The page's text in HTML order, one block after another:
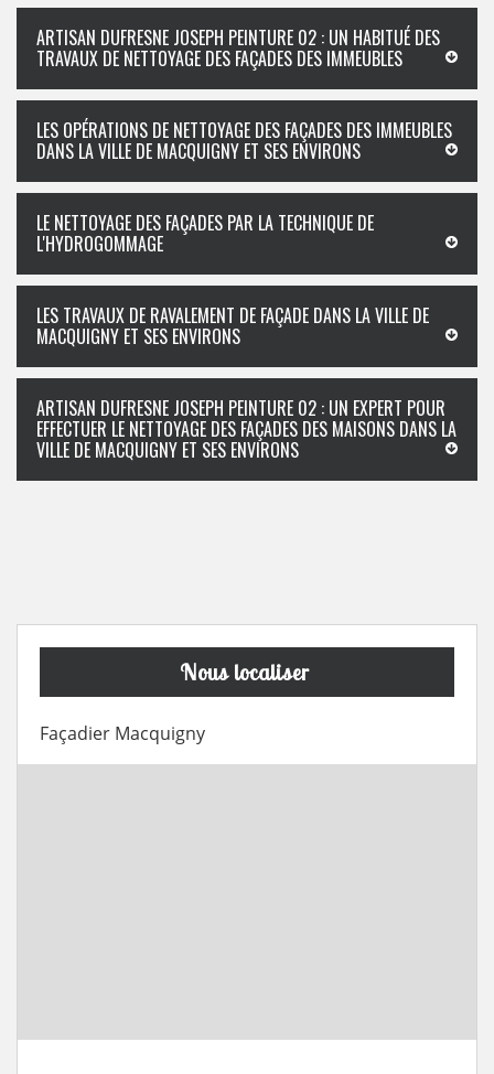
ARTISAN DUFRESNE JOSEPH PEINTURE 02 : UN HABITUÉ DES
TRAVAUX DE NETTOYAGE DES FAÇADES DES IMMEUBLES
LES OPÉRATIONS DE NETTOYAGE DES FAÇADES DES IMMEUBLES
DANS LA VILLE DE MACQUIGNY ET SES ENVIRONS
LE NETTOYAGE DES FAÇADES PAR LA TECHNIQUE DE
L'HYDROGOMMAGE
LES TRAVAUX DE RAVALEMENT DE FAÇADE DANS LA VILLE DE
MACQUIGNY ET SES ENVIRONS
ARTISAN DUFRESNE JOSEPH PEINTURE 02 : UN EXPERT POUR
EFFECTUER LE NETTOYAGE DES FAÇADES DES MAISONS DANS LA
VILLE DE MACQUIGNY ET SES ENVIRONS
Nous localiser
Façadier Macquigny